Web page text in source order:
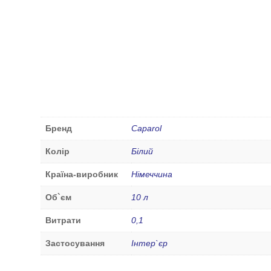
Бренд Caparol
Колір Білий
Країна-виробник Німеччина
Об`єм 10 л
Витрати 0,1
Застосування Інтер`єр